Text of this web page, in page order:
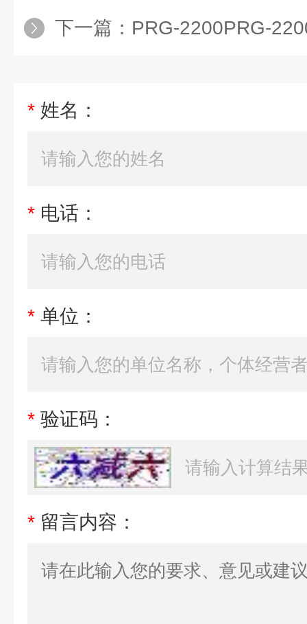
下一篇： PRG-2200PRG-2200隔离
* 姓名：
* 电话：
* 单位：
* 验证码：
* 留言内容：